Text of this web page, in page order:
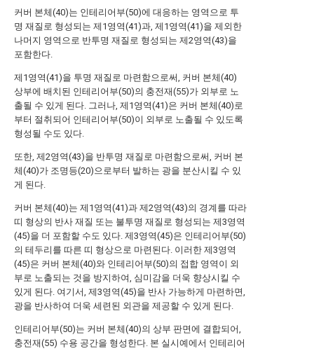
커버 본체(40)는 인테리어부(50)에 대응하는 영역으로 투
명 재질로 형성되는 제1영역(41)과, 제1영역(41)을 제외한
나머지 영역으로 반투명 재질로 형성되는 제2영역(43)을
포함한다.
제1영역(41)을 투명 재질로 마련함으로써, 커버 본체(40)
상부에 배치된 인테리어부(50)의 충전재(55)가 외부로 노
출될 수 있게 된다. 그러나, 제1영역(41)은 커버 본체(40)로
부터 절취되어 인테리어부(50)이 외부로 노출될 수 있도록
형성될 수도 있다.
또한, 제2영역(43)을 반투명 재질로 마련함으로써, 커버 본
체(40)가 조명등(20)으로부터 발하는 광을 분산시킬 수 있
게 된다.
커버 본체(40)는 제1영역(41)과 제2영역(43)의 경계를 따라
띠 형상의 반사 재질 또는 불투명 재질로 형성되는 제3영역
(45)을 더 포함할 수도 있다. 제3영역(45)은 인테리어부(50)
의 테두리를 따른 띠 형상으로 마련된다. 이러한 제3영역
(45)은 커버 본체(40)와 인테리어부(50)의 접합 영역이 외
부로 노출되는 것을 방지하여, 심미감을 더욱 향상시킬 수
있게 된다. 여기서, 제3영역(45)을 반사 가능하게 마련하면,
광을 반사하여 더욱 세련된 외관을 제공할 수 있게 된다.
인테리어부(50)는 커버 본체(40)의 상부 판면에 결합되어,
충전재(55) 수용 공간을 형성한다. 본 실시예에서 인테리어